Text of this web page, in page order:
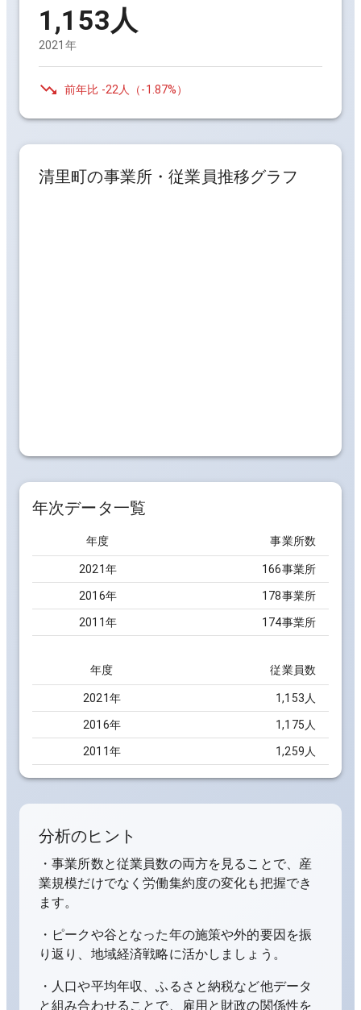
1,153人
2021年
前年比 -22人 （-1.87%）
清里町の事業所・従業員推移グラフ
年次データ一覧
年度 事業所数
2021年 166事業所
2016年 178事業所
2011年 174事業所
年度 従業員数
2021年 1,153人
2016年 1,175人
2011年 1,259人
分析のヒント
・事業所数と従業員数の両方を見ることで、産
業規模だけでなく労働集約度の変化も把握でき
ます。
・ピークや谷となった年の施策や外的要因を振
り返り、地域経済戦略に活かしましょう。
・人口や平均年収、ふるさと納税など他データ
と組み合わせることで、雇用と財政の関係性を